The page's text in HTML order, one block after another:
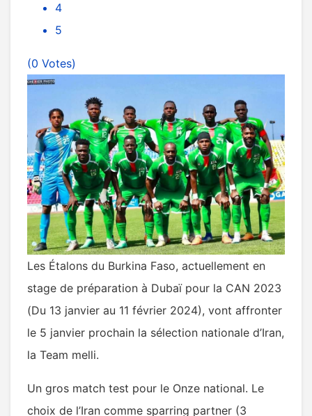
4
5
(0 Votes)
Les Étalons du Burkina Faso, actuellement en
stage de préparation à Dubaï pour la CAN 2023
(Du 13 janvier au 11 février 2024), vont affronter
le 5 janvier prochain la sélection nationale d’Iran,
la Team melli.
Un gros match test pour le Onze national. Le
choix de l’Iran comme sparring partner (3